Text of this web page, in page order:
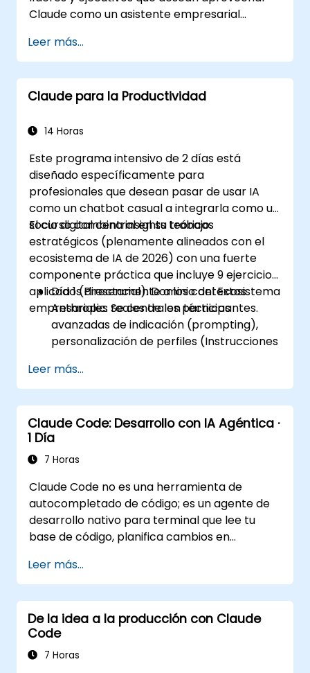
Claude como un asistente empresarial
decisiones, acelerar la planificación y
construir una ventaja competitiva a través de
un liderazgo potenciado por IA.
Leer más...
Claude para la Productividad
14 Horas
Este programa intensivo de 2 días está
diseñado específicamente para
profesionales que desean pasar de usar IA
como un chatbot casual a integrarla como un
socio digital central en su trabajo.
El curso combina insights teóricos
estratégicos (plenamente alineados con el
ecosistema de IA de 2026) con una fuerte
componente práctica que incluye 9 ejercicios
aplicados directamente a los contextos
empresariales reales de los participantes.
Día 1 (Presencial): Dominio del Ecosistema
Anthropic. Se centra en técnicas
avanzadas de indicación (prompting),
personalización de perfiles (Instrucciones
espacios de trabajo persistentes
(Proyectos, Artefactos, Habilidades) para
gestionar bases de conocimiento
internas.
Día 2 (En línea): Automatización e
Integración del Ecosistema. Se enfoca en
mediante las funciones Cowork, el
ecosistema MCP (Protocolo de Contexto
del Modelo) y la integración nativa y fluida
con la suite Microsoft 365 (Word, Excel,
PowerPoint, Teams, SharePoint y
Leer más...
Claude Code: Desarrollo con IA Agéntica ·
1 Día
7 Horas
Claude Code no es una herramienta de
autocompletado de código; es un agente de
desarrollo nativo para terminal que lee tu
base de código, planifica cambios en
tareas desde una única instrucción hasta un
resultado funcional. Este taller de un día
ofrece a los participantes una experiencia
práctica y estructurada: configurar Claude
Code para proyectos reales, escribir
delegaciones que produzcan resultados
Leer más...
De la idea a la producción con Claude
Code
7 Horas